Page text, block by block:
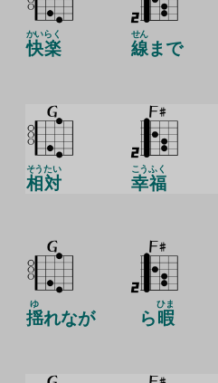
快
かい
楽
らく
線
せん
まで
相
そう
対
たい
幸
こう
福
ふく
揺
ゆ
れなが ら 暇
ひま